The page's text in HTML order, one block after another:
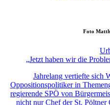
Foto
„Jetzt haben wir die
Jahrelang vertiefte sich
Oppositionspolitiker in
regierende SPÖ von
nicht nur Chef der St. Pöltner